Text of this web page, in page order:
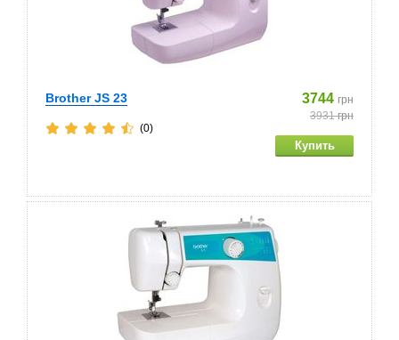
Brother JS 23 3744 грн
3931грн
(0)